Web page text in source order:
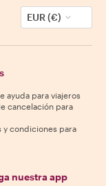
EUR (€)
ayuda para viajeros
cancelación para
y condiciones para
nuestra app